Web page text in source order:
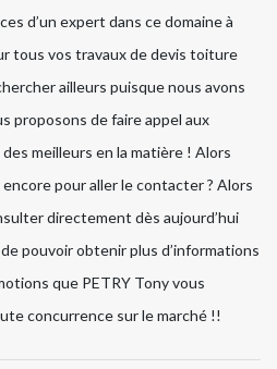
d’un expert dans ce domaine à
tous vos travaux de devis toiture
ailleurs puisque nous avons
proposons de faire appel aux
meilleurs en la matière ! Alors
pour aller le contacter ? Alors
directement dès aujourd’hui
pouvoir obtenir plus d’informations
que PETRY Tony vous
concurrence sur le marché !!